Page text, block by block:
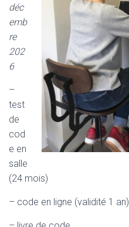
déc
emb
re
202
6
–
test
de
cod
e en
salle
(24 mois)
– code en ligne (validité 1 an)